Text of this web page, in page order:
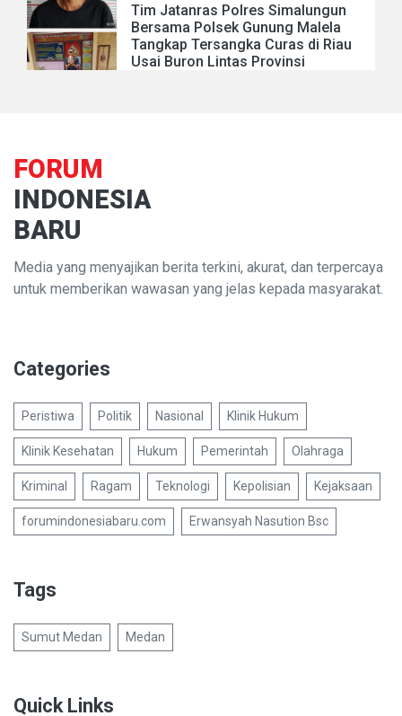
Tim Jatanras Polres Simalungun
Bersama Polsek Gunung Malela
Tangkap Tersangka Curas di Riau
Usai Buron Lintas Provinsi
FORUM
INDONESIA
BARU
Media yang menyajikan berita terkini, akurat, dan terpercaya
untuk memberikan wawasan yang jelas kepada masyarakat.
Categories
Peristiwa Politik Nasional Klinik Hukum
Klinik Kesehatan Hukum Pemerintah Olahraga
Kriminal Ragam Teknologi Kepolisian Kejaksaan
forumindonesiabaru.com Erwansyah Nasution Bsc
Tags
Sumut Medan Medan
Quick Links